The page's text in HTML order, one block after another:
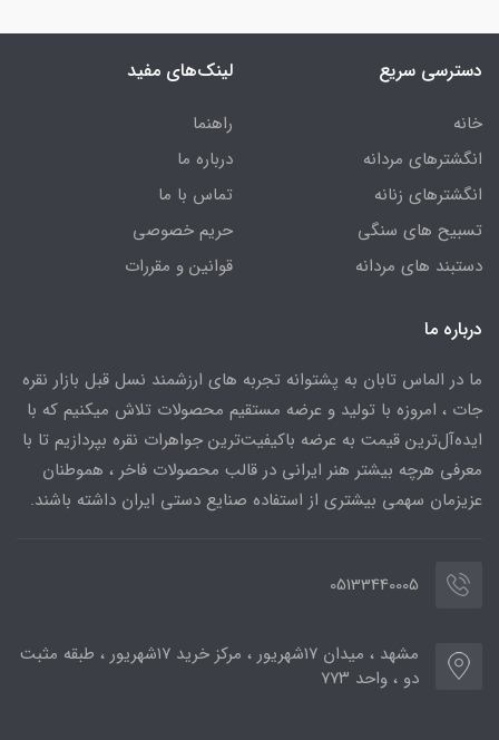
دسترسی سریع
خانه
انگشترهای مردانه
انگشترهای زنانه
تسبیح های سنگی
دستبند های مردانه
لینک‌های مفید
راهنما
درباره ما
تماس با ما
حریم خصوصی
قوانین و مقررات
درباره ما
ما در الماس تابان به پشتوانه تجربه های ارزشمند نسل قبل بازار نقره
جات ، امروزه با تولید و عرضه مستقیم محصولات تلاش میکنیم که با
ایده‌آل‌ترین قیمت به عرضه باکیفیت‌ترین جواهرات نقره بپردازیم تا با
معرفی هرچه بیشتر هنر ایرانی در قالب محصولات فاخر ، هموطنان
عزیزمان سهمی بیشتری از استفاده صنایع دستی ایران داشته باشند.
05133440005
مشهد ، میدان ۱۷شهریور ، مرکز خرید ۱۷شهریور ، طبقه مثبت
دو ، واحد ۷۷۳